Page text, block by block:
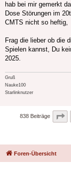
hab bei mir gemerkt
Dose Störungen im
CMTS nicht so heftig,
Frag die lieber ob die
Spielen kannst, Du
2025.
Gruß
Nauke100
Starlinknutzer
838 Beiträge
Foren-Übersicht